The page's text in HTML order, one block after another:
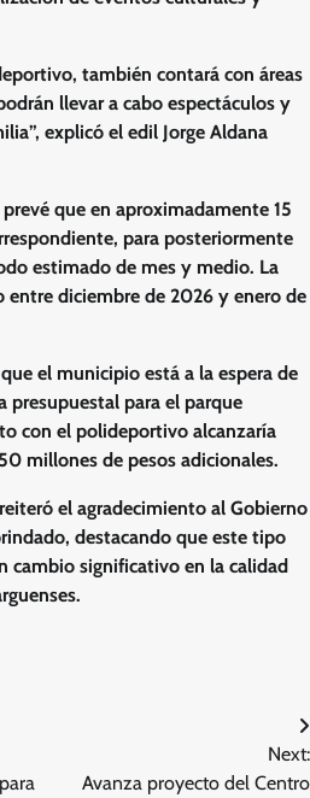
también contará con áreas
llevar a cabo espectáculos y
explicó el edil Jorge Aldana
que en aproximadamente 15
para posteriormente
estimado de mes y medio. La
entre diciembre de 2026 y enero de
el municipio está a la espera de
presupuestal para el parque
con el polideportivo alcanzaría
millones de pesos adicionales.
el agradecimiento al Gobierno
destacando que este tipo
cambio significativo en la calidad
Next:
Avanza proyecto del Centro